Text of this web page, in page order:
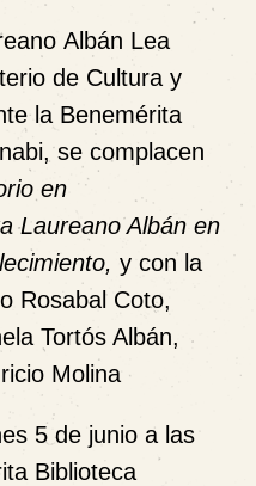
Albán Lea
de Cultura y
la Benemérita
se complacen
en
Laureano Albán en
y con la
Rosabal Coto,
Tortós Albán,
Molina
5 de junio a las
Biblioteca